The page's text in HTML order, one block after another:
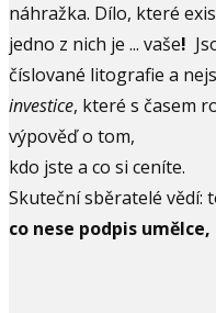
náhražka. Dílo, které
jedno z nich je ... vaše!
číslované litografie a
investice, které s časem
výpověď o tom,
kdo jste a co si ceníte.
Skuteční sběratelé vědí:
co nese podpis